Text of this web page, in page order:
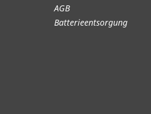
AGB
Batterieentsorgung